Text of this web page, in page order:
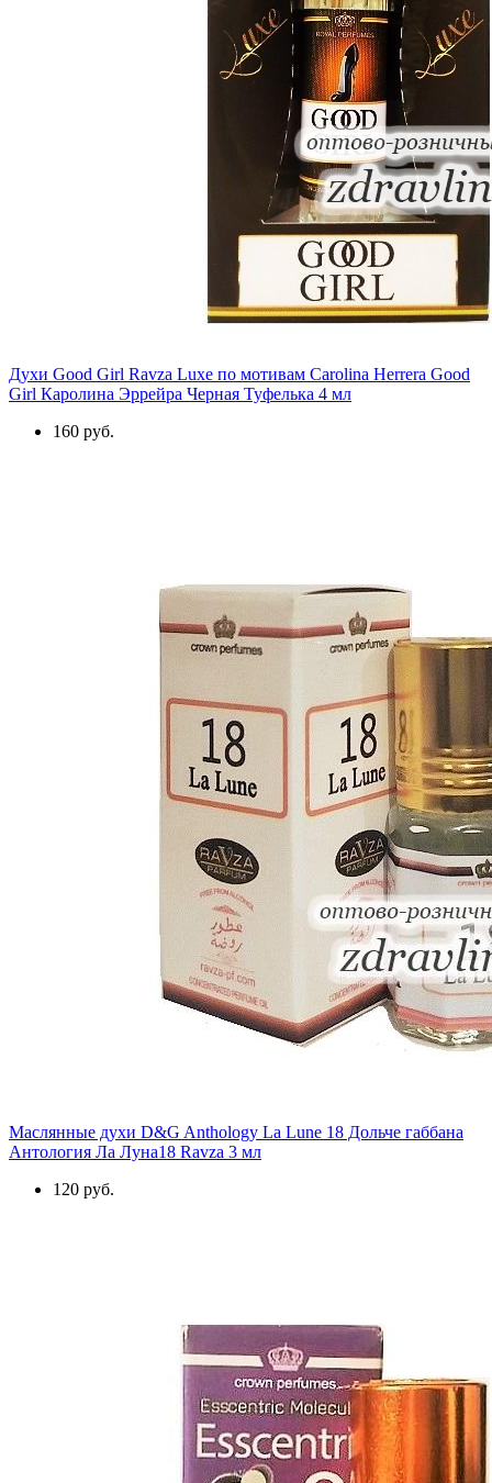
Духи Good Girl Ravza Luxe по мотивам Carolina Herrera Good
Girl Каролина Эррейра Черная Туфелька 4 мл
160 руб.
Маслянные духи D&G Anthology La Lune 18 Дольче габбана
Антология Ла Луна18 Ravza 3 мл
120 руб.